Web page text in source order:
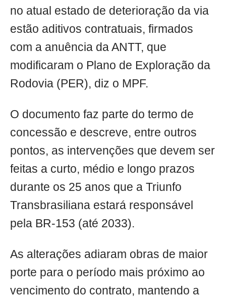
no atual estado de deterioração da via
estão aditivos contratuais, firmados
com a anuência da ANTT, que
modificaram o Plano de Exploração da
Rodovia (PER), diz o MPF.
O documento faz parte do termo de
concessão e descreve, entre outros
pontos, as intervenções que devem ser
feitas a curto, médio e longo prazos
durante os 25 anos que a Triunfo
Transbrasiliana estará responsável
pela BR-153 (até 2033).
As alterações adiaram obras de maior
porte para o período mais próximo ao
vencimento do contrato, mantendo a